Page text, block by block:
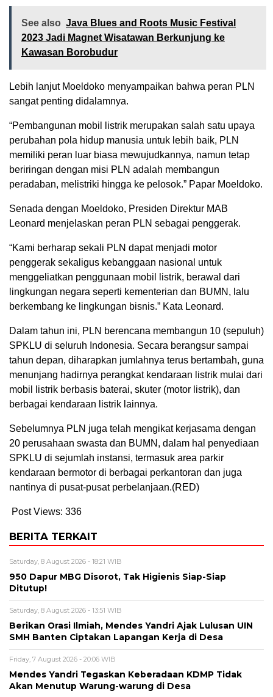
See also Java Blues and Roots Music Festival
2023 Jadi Magnet Wisatawan Berkunjung ke
Kawasan Borobudur
Lebih lanjut Moeldoko menyampaikan bahwa peran PLN
sangat penting didalamnya.
“Pembangunan mobil listrik merupakan salah satu upaya
perubahan pola hidup manusia untuk lebih baik, PLN
memiliki peran luar biasa mewujudkannya, namun tetap
beriringan dengan misi PLN adalah membangun
peradaban, melistriki hingga ke pelosok.” Papar Moeldoko.
Senada dengan Moeldoko, Presiden Direktur MAB
Leonard menjelaskan peran PLN sebagai penggerak.
“Kami berharap sekali PLN dapat menjadi motor
penggerak sekaligus kebanggaan nasional untuk
menggeliatkan penggunaan mobil listrik, berawal dari
lingkungan negara seperti kementerian dan BUMN, lalu
berkembang ke lingkungan bisnis.” Kata Leonard.
Dalam tahun ini, PLN berencana membangun 10 (sepuluh)
SPKLU di seluruh Indonesia. Secara berangsur sampai
tahun depan, diharapkan jumlahnya terus bertambah, guna
menunjang hadirnya perangkat kendaraan listrik mulai dari
mobil listrik berbasis baterai, skuter (motor listrik), dan
berbagai kendaraan listrik lainnya.
Sebelumnya PLN juga telah mengikat kerjasama dengan
20 perusahaan swasta dan BUMN, dalam hal penyediaan
SPKLU di sejumlah instansi, termasuk area parkir
kendaraan bermotor di berbagai perkantoran dan juga
nantinya di pusat-pusat perbelanjaan.(RED)
Post Views: 336
BERITA TERKAIT
Saturday, 8 August 2026 - 18:21 WIB
950 Dapur MBG Disorot, Tak Higienis Siap-Siap
Ditutup!
Saturday, 8 August 2026 - 13:51 WIB
Berikan Orasi Ilmiah, Mendes Yandri Ajak Lulusan UIN
SMH Banten Ciptakan Lapangan Kerja di Desa
Friday, 7 August 2026 - 20:06 WIB
Mendes Yandri Tegaskan Keberadaan KDMP Tidak
Akan Menutup Warung-warung di Desa